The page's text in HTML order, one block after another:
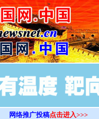
>
网络推广投稿点击进入>>>